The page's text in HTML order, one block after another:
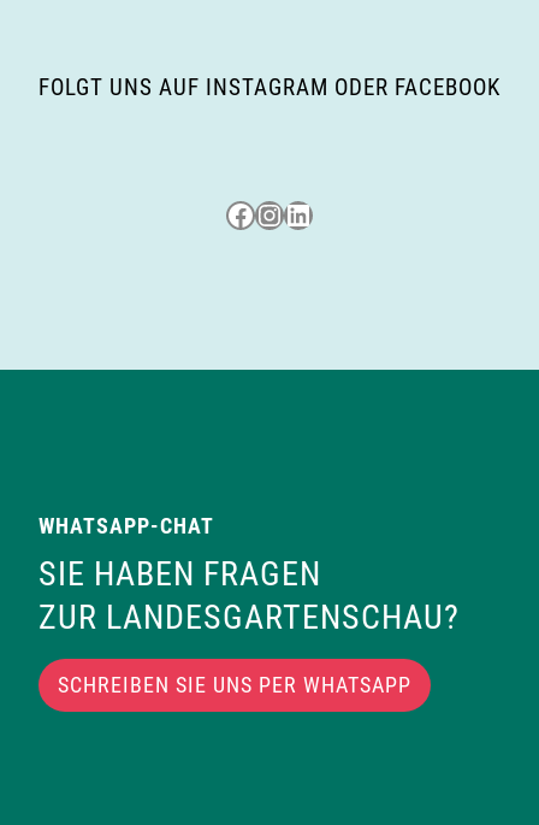
FOLGT UNS AUF INSTAGRAM ODER FACEBOOK
Besuche uns auf Facebook
Besuche uns auf Instagram
LinkedIn
WHATSAPP-CHAT
SIE HABEN FRAGEN
ZUR LANDESGARTENSCHAU?
SCHREIBEN SIE UNS PER WHATSAPP